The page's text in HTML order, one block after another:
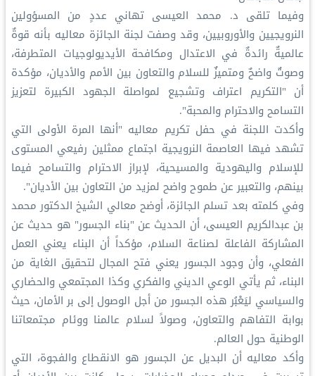
وفيما تلقى د. محمد العيسى تهاني عددٍ من المسؤولين
النرويجيين والأوروبيين، وقد وصفت لجنة الجائزة معاليه بأنه قوةٌ
عالميةٌ رائدةٌ في الاعتدال ومكافحة الأيديولوجيات المتطرفة،
وصوتٌ واضحٌ ومتميزٌ للسلام والتعاون بين الأمم والأديان، مؤكدة
أن "التكريم اعتراف وتشجيع لمواصلة الجهود الكبيرة لتعزيز
التسامح والاحترام والمحبة".
وأكدت اللجنة في حفل تكريم معاليه "أنها المرة الأولى التي
تشهد فيها العاصمة النرويجية اجتماع ممثلين رفيعي المستوى
للإسلام واليهودية والمسيحية، لإبراز الاحترام والتسامح فيما
بينهم، والتعبير عن طموح واضح لمزيد من التعاون بين الأديان".
وفي كلمته بعد تسلم الجائزة، أوضح معالي الشيخ الدكتور محمد
بن عبدالكريم العيسى، أن الحديث عن "بناء الجسور" هو حديث عن
المشاركة الفاعلة لصناعة السلام، مؤكداً أن البناء يعني العمل
الفعلي، وأن وجود الجسور يعني فتح المجال لتحقيق الغاية من
البناء، ثم يأتي الوعي الديني والفكري وكذا المجتمعي والحضاري
والسياسي ليَعْبُر هذه الجسور من أجل الوصول إلى بر الأمان، حيث
بوابة التفاهم والتعاون، وصولاً لسلام عالمنا ووئام مجتمعاتنا
الوطنية حول العالم.
وأكد معاليه أن البديل عن الجسور هو الانقطاع والفجوة، التي